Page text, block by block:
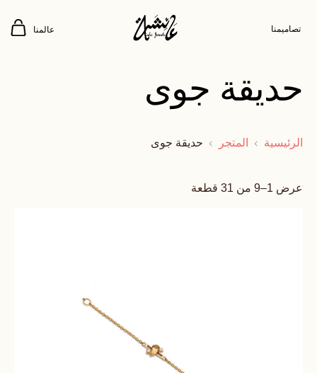
تصاميمنا عالمنا
حديقة جوى
الرئيسية المتجر حديقة جوى
عرض 1–9 من 31 قطعة